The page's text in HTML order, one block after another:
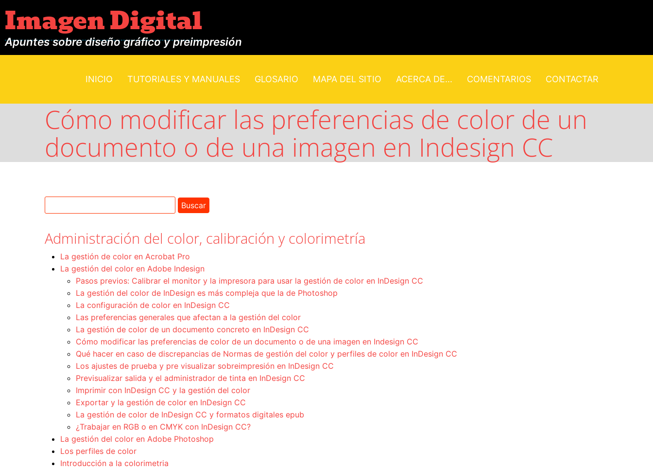
Imagen Digital
Apuntes sobre diseño gráfico y preimpresión
INICIO TUTORIALES Y MANUALES GLOSARIO MAPA DEL SITIO ACERCA DE... COMENTARIOS CONTACTAR
Cómo modificar las preferencias de color de un
documento o de una imagen en Indesign CC
Administración del color, calibración y colorimetría
La gestión de color en Acrobat Pro
La gestión del color en Adobe Indesign
Pasos previos: Calibrar el monitor y la impresora para usar la gestión de color en InDesign CC
La gestión del color de InDesign es más compleja que la de Photoshop
La configuración de color en InDesign CC
Las preferencias generales que afectan a la gestión del color
La gestión de color de un documento concreto en InDesign CC
Cómo modificar las preferencias de color de un documento o de una imagen en Indesign CC
Qué hacer en caso de discrepancias de Normas de gestión del color y perfiles de color en InDesign CC
Los ajustes de prueba y pre visualizar sobreimpresión en InDesign CC
Previsualizar salida y el administrador de tinta en InDesign CC
Imprimir con InDesign CC y la gestión del color
Exportar y la gestión de color en InDesign CC
La gestión de color de InDesign CC y formatos digitales epub
¿Trabajar en RGB o en CMYK con InDesign CC?
La gestión del color en Adobe Photoshop
Los perfiles de color
Introducción a la colorimetria